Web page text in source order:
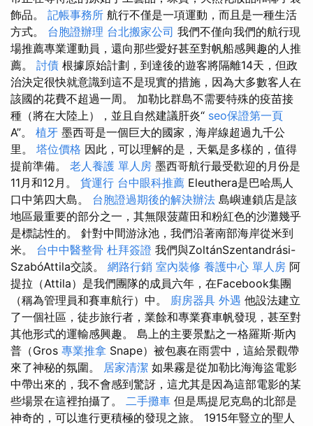
飾品。 記帳事務所 航行不僅是一項運動，而且是一種生活
方式。 台胞證辦理 台北搬家公司 我們不僅向我們的航行現
場推薦專業運動員，還向那些愛好甚至對帆船感興趣的人推
薦。 討債 根據原始計劃，到達後的遊客將隔離14天，但政
治決定很快就意識到這不是現實的措施，因為大多數客人在
該國的花費不超過一周。 加勒比群島不需要特殊的疫苗接
種（將在大陸上），並且自然建議肝炎“ seo保證第一頁
A”。 植牙 墨西哥是一個巨大的國家，海岸線超過九千公
里。 塔位價格 因此，可以理解的是，天氣是多樣的，值得
提前準備。 老人養護 單人房 墨西哥航行最受歡迎的月份是
11月和12月。 貨運行 台中眼科推薦 Eleuthera是巴哈馬人
口中第四大島。 台胞證過期後的解決辦法 島嶼連鎖店是該
地區最重要的部分之一，其無限菠蘿田和粉紅色的沙灘幾乎
是標誌性的。 針對中間游泳池，我們沿著南部海岸從米到
米。 台中中醫整骨 杜拜簽證 我們與ZoltánSzentandrási-
SzabóAttila交談。 網路行銷 室內裝修 養護中心 單人房 阿
提拉（Attila）是我們團隊的成員六年，在Facebook集團
（稱為管理員和賽車航行）中。 廚房器具 外遇 他設法建立
了一個社區，徒步旅行者，業餘和專業賽車帆發現，甚至對
其他形式的運輸感興趣。 島上的主要景點之一格羅斯·斯內
普（Gros 專業推拿 Snape）被包裹在雨雲中，這給景觀帶
來了神秘的氛圍。 居家清潔 如果霧是從加勒比海海盜電影
中帶出來的，我不會感到驚訝，這尤其是因為這部電影的某
些場景在這裡拍攝了。 二手攤車 但是馬提尼克島的北部是
神奇的，可以進行更積極的發現之旅。 1915年豎立的聖人